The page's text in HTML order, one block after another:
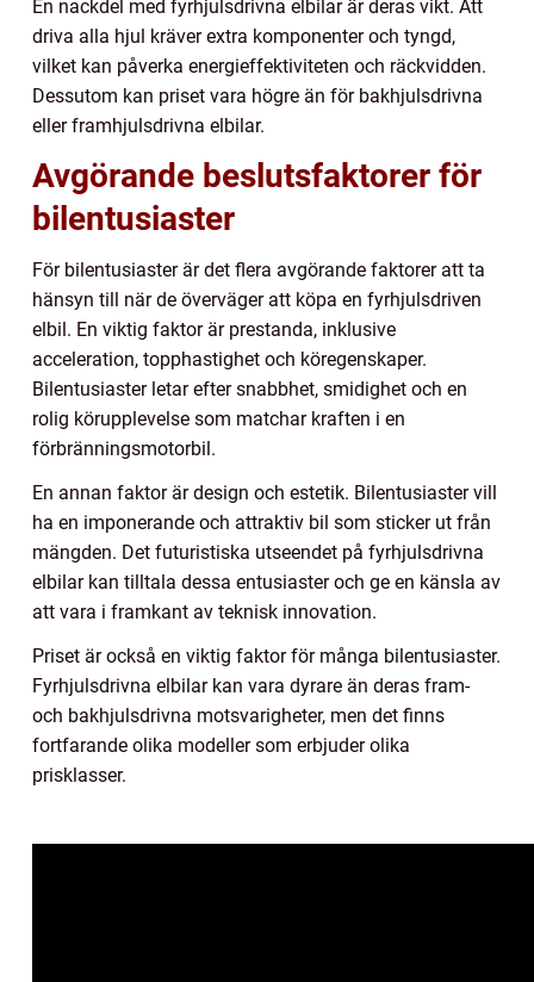
En nackdel med fyrhjulsdrivna elbilar är deras vikt. Att
driva alla hjul kräver extra komponenter och tyngd,
vilket kan påverka energieffektiviteten och räckvidden.
Dessutom kan priset vara högre än för bakhjulsdrivna
eller framhjulsdrivna elbilar.
Avgörande beslutsfaktorer för
bilentusiaster
För bilentusiaster är det flera avgörande faktorer att ta
hänsyn till när de överväger att köpa en fyrhjulsdriven
elbil. En viktig faktor är prestanda, inklusive
acceleration, topphastighet och köregenskaper.
Bilentusiaster letar efter snabbhet, smidighet och en
rolig körupplevelse som matchar kraften i en
förbränningsmotorbil.
En annan faktor är design och estetik. Bilentusiaster vill
ha en imponerande och attraktiv bil som sticker ut från
mängden. Det futuristiska utseendet på fyrhjulsdrivna
elbilar kan tilltala dessa entusiaster och ge en känsla av
att vara i framkant av teknisk innovation.
Priset är också en viktig faktor för många bilentusiaster.
Fyrhjulsdrivna elbilar kan vara dyrare än deras fram-
och bakhjulsdrivna motsvarigheter, men det finns
fortfarande olika modeller som erbjuder olika
prisklasser.